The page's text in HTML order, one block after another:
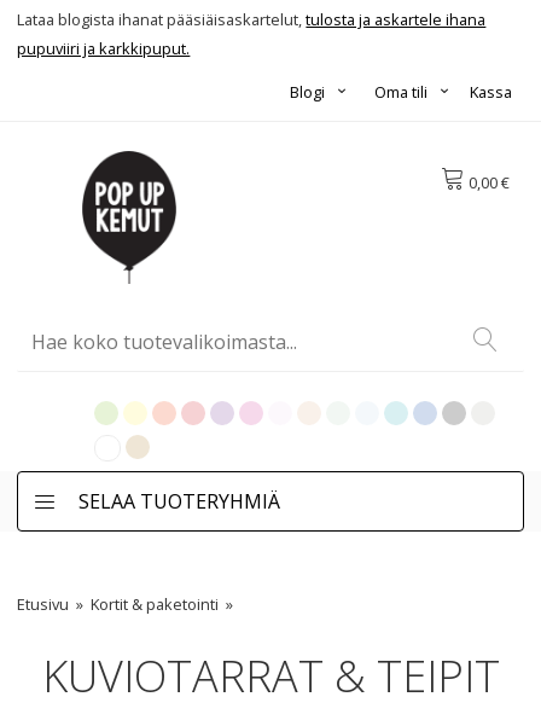
Lataa blogista ihanat pääsiäisaskartelut,tulosta ja askartele ihana
pupuviiri ja karkkipuput.
Kassa
Oma tili
Blogi
0,00 €
SELAA TUOTERYHMIÄ
Etusivu Kortit & paketointi
KUVIOTARRAT & TEIPIT